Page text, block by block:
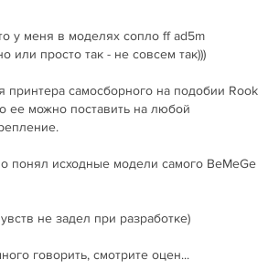
у меня в моделях сопло ff ad5m
или просто так - не совсем так)))
принтера самосборного на подобии Rook
ее можно поставить на любой
понял исходные модели самого BeMeGe
не задел при разработке)
говорить, смотрите оцен...